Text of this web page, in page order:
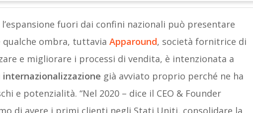
l’espansione fuori dai confini nazionali può presentare
qualche ombra, tuttavia Apparound, società fornitrice di
e migliorare i processi di vendita, è intenzionata a
internazionalizzazione già avviato proprio perché ne ha
e potenzialità. “Nel 2020 – dice il CEO & Founder
di avere i primi clienti negli Stati Uniti, consolidare la